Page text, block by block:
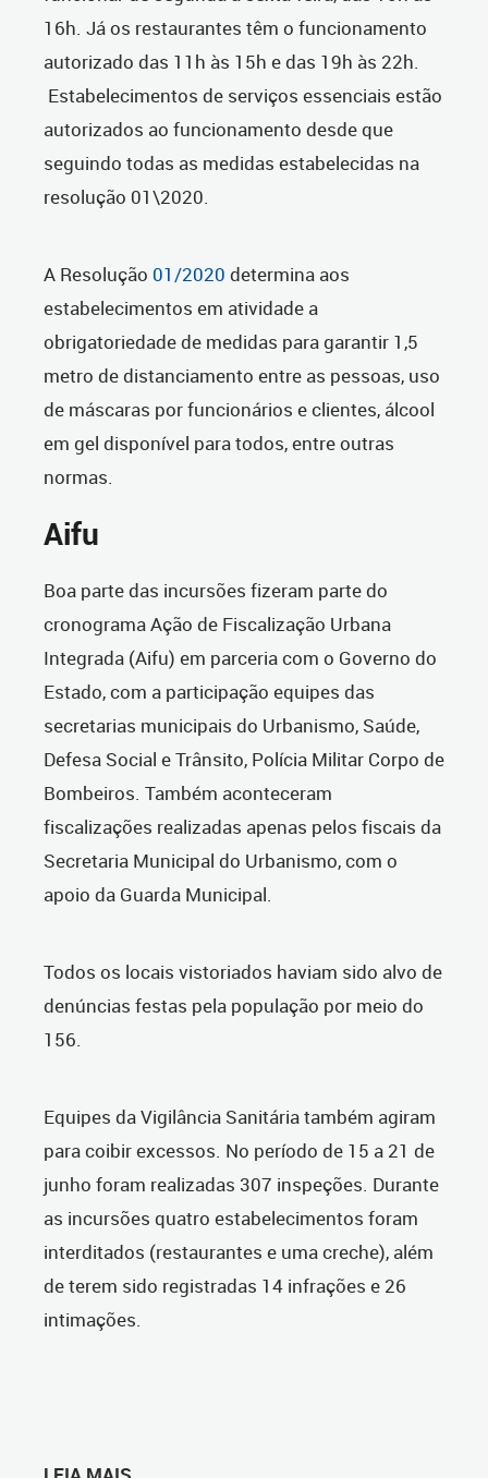
16h. Já os restaurantes têm o funcionamento
autorizado das 11h às 15h e das 19h às 22h.
Estabelecimentos de serviços essenciais estão
autorizados ao funcionamento desde que
seguindo todas as medidas estabelecidas na
resolução 01\2020.
A Resolução 01/2020 determina aos
estabelecimentos em atividade a
obrigatoriedade de medidas para garantir 1,5
metro de distanciamento entre as pessoas, uso
de máscaras por funcionários e clientes, álcool
em gel disponível para todos, entre outras
normas.
Aifu
Boa parte das incursões fizeram parte do
cronograma Ação de Fiscalização Urbana
Integrada (Aifu) em parceria com o Governo do
Estado, com a participação equipes das
secretarias municipais do Urbanismo, Saúde,
Defesa Social e Trânsito, Polícia Militar Corpo de
Bombeiros. Também aconteceram
fiscalizações realizadas apenas pelos fiscais da
Secretaria Municipal do Urbanismo, com o
apoio da Guarda Municipal.
Todos os locais vistoriados haviam sido alvo de
denúncias festas pela população por meio do
156.
Equipes da Vigilância Sanitária também agiram
para coibir excessos. No período de 15 a 21 de
junho foram realizadas 307 inspeções. Durante
as incursões quatro estabelecimentos foram
interditados (restaurantes e uma creche), além
de terem sido registradas 14 infrações e 26
intimações.